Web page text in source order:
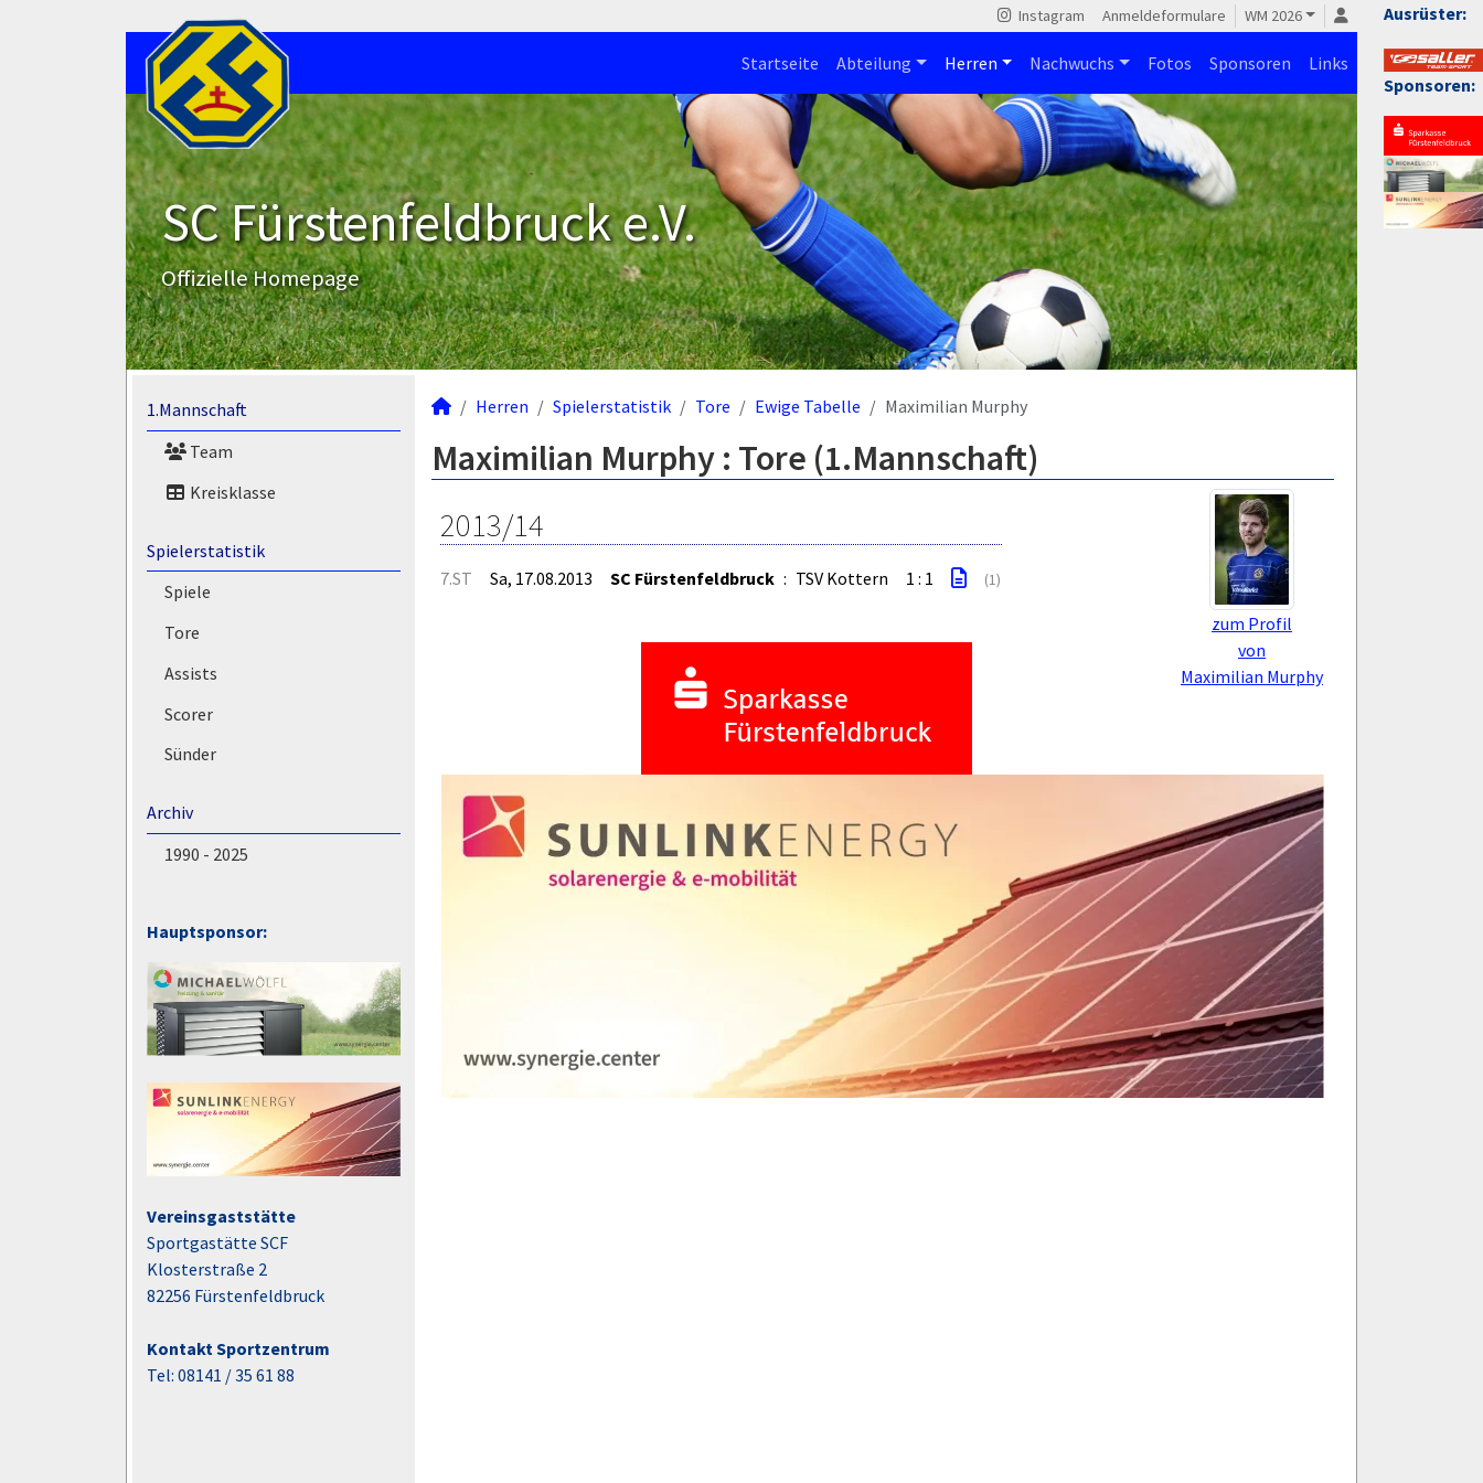
Ausrüster:
Sponsoren:
Instagram Anmeldeformulare WM 2026
Startseite Abteilung Herren Nachwuchs Fotos Sponsoren Links
SC Fürstenfeldbruck e.V.
Offizielle Homepage
1.Mannschaft
Team
Kreisklasse
Spielerstatistik
Spiele
Tore
Assists
Scorer
Sünder
Archiv
1990 - 2025
Hauptsponsor:
Vereinsgaststätte
Sportgastätte SCF
Klosterstraße 2
82256 Fürstenfeldbruck
Kontakt Sportzentrum
Tel: 08141 / 35 61 88
Herren Spielerstatistik Tore Ewige Tabelle Maximilian Murphy
Maximilian Murphy : Tore (1.Mannschaft)
zum Profil
von
Maximilian Murphy
2013/14
7.ST Sa, 17.08.2013 SC Fürstenfeldbruck : TSV Kottern 1 : 1 (1)